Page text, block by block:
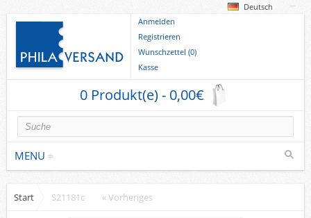
Deutsch
Anmelden
Registrieren
Wunschzettel (0)
Kasse
0 Produkt(e) - 0,00€
MENU
Briefmarken
Start S21181c « Vorheriges